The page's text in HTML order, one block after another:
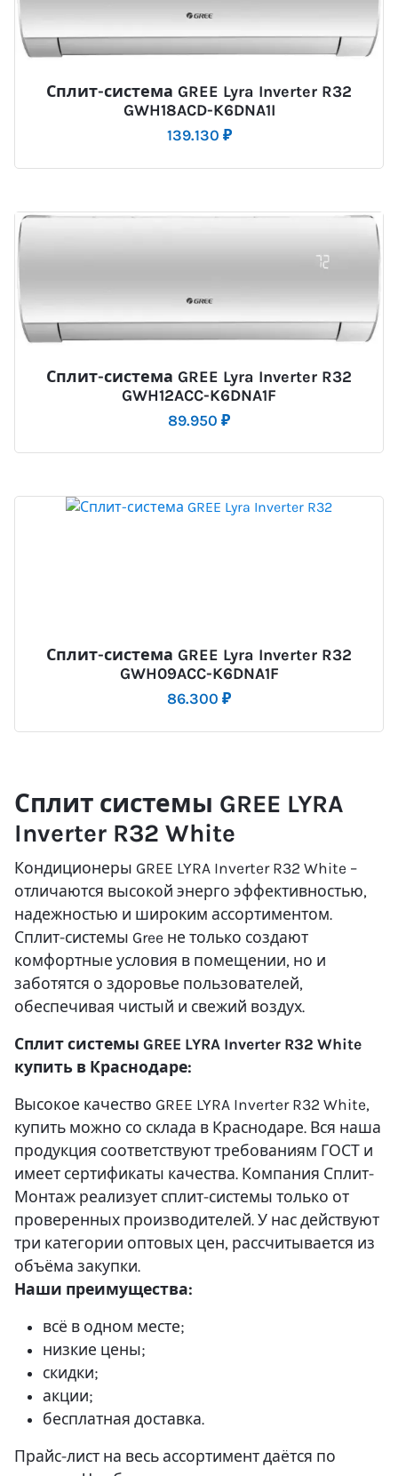
Сплит-система GREE Lyra Inverter R32
GWH18ACD-K6DNA1I
139.130 ₽
Сплит-система GREE Lyra Inverter R32
GWH12ACC-K6DNA1F
89.950 ₽
Сплит-система GREE Lyra Inverter R32
GWH09ACC-K6DNA1F
86.300 ₽
Сплит системы GREE LYRA
Inverter R32 White
Кондиционеры GREE LYRA Inverter R32 White –
отличаются высокой энерго эффективностью,
надежностью и широким ассортиментом.
Сплит-системы Gree не только создают
комфортные условия в помещении, но и
заботятся о здоровье пользователей,
обеспечивая чистый и свежий воздух.
Сплит системы GREE LYRA Inverter R32 White
купить в Краснодаре:
Высокое качество GREE LYRA Inverter R32 White,
купить можно со склада в Краснодаре. Вся наша
продукция соответствуют требованиям ГОСТ и
имеет сертификаты качества. Компания Сплит-
Монтаж реализует сплит-системы только от
проверенных производителей. У нас действуют
три категории оптовых цен, рассчитывается из
объёма закупки.
Наши преимущества:
всё в одном месте;
низкие цены;
скидки;
акции;
бесплатная доставка.
Прайс-лист на весь ассортимент даётся по